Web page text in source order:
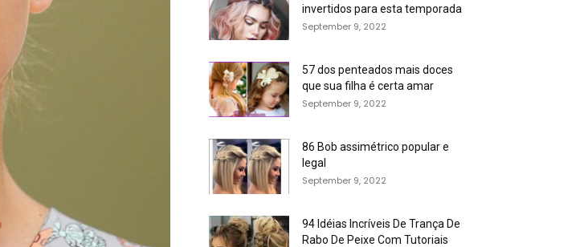
invertidos para esta temporada
September 9, 2022
57 dos penteados mais doces
que sua filha é certa amar
September 9, 2022
86 Bob assimétrico popular e
legal
September 9, 2022
94 Idéias Incríveis De Trança De
Rabo De Peixe Com Tutoriais